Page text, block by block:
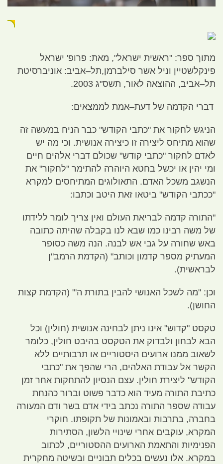
מתוך ספר: "ראשית ישראל", מאת: פרופ' ישראל
פינקלשטיין וניל אשר סילברמן,תל–אביב: אוניברסיטת
תל–אביב, ההוצאה לאור, תשס"ג 2003.
דברי הקדמה של דעת–אמת לממצאים:
הניגש לחקור את "כתבי הקודש" כבר הניח במעשה זה
שהוא מתיחס ליצירה זו כיצירה אנושית. וכי מה יש
לאדם לחקור "כתבי קודש" שכולם דברי אלהים חיים
ומי יהין או יכשל בחטא היוהרה להתימר "לחקור" את
הנשגב משכל האדם. התאולוגים המתיחסים למקרא
"ככתבי הקודש" ביטאו זאת היטב וכתבו:
"התורה קדמה לבריאת העולם ואין צריך לומר ללידתו
של משה רבינו כמו שבא לנו בקבלה שהיתה כתובה
באש שחורה על גבי אש לבנה. הנה משה כסופר
המעתיק מספר קדמון וכותב" (הקדמת הרמב"ן
לבראשית).
וכן: "מה לשכל האנושי להבין בתורת ה'" (הקדמת קצות
החושן).
טקסט "קדוש" אינו ניתן לבחינה אנושית (חולין) וכל
הבא לבחון ולבדוק את הטקסט בהיבט חולין, כלומר
לשאוב ממנו ארועים היסטוריים או תרבותיים ללא
הקשר אל עבודת האלהים, הרי שהפך את "כתבי
הקודש" ליצירת חולין. עצם הנסיון להתחקות אחר זמן
כתיבת התורה מעיד הוא כדבר פשוט וברור כהנחת
עבודה שספר התורה נכתב בידי אדם בשר ודם המעורה
בחברה, בתרבות ובאמונות של תקופתו. חוקרי
המקרא, עוקבים אחרי שינויי הלשון, הסתירות
הפנימיות והתאמת הארועים ההסטוריים, לכתוב
במקרא. אלו נעשים בכלים תבוניים ובשיטה מחקרית